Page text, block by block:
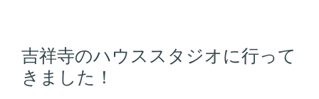
吉祥寺のハウススタジオに行って
きました！